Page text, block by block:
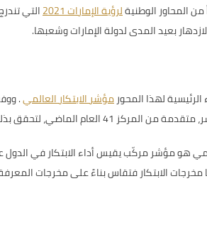
منالمحاور الوطنيةلرؤية الإمارات 2021
التي
بعيد المدى لدولة الإمارات وشعبها.
لهذا المحورمؤشر الابتكار العالمي.
مراكز، وتعزز موقعها ضمن بلدان الفئة العليا الأكثر ابتكاراً في الترتيب العام للمؤشر
هو مؤشر مركّب يقيس أداء الابتكار في الدول
مخرجات الابتكار فتقاس بناءً على مخرجات المعرفة